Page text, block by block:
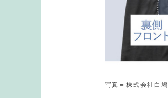
写真＝株式会社白鳩